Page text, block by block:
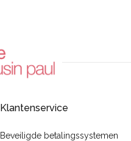
Klantenservice
Beveiligde betalingssystemen